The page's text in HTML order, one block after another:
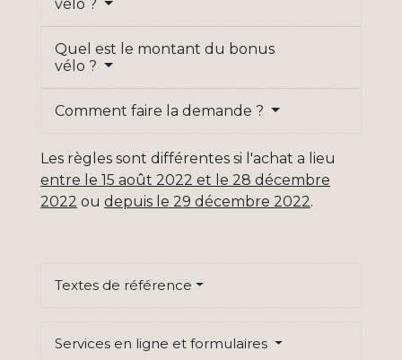
vélo ?
Quel est le montant du bonus
vélo ?
Comment faire la demande ?
Les règles sont différentes si l'achat a lieu
entre le 15 août 2022 et le 28 décembre
2022 ou depuis le 29 décembre 2022.
Textes de référence
Services en ligne et formulaires